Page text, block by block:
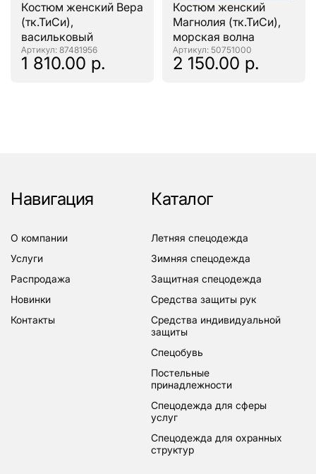
Костюм женский Вера
(тк.ТиСи),
васильковый
: 87481956
1 810.00 р.
Костюм женский
Магнолия (тк.ТиСи),
морская волна
: 50751000
2 150.00 р.
Навигация
о компании
услуги
распродажа
новинки
контакты
Каталог
летняя спецодежда
зимняя спецодежда
защитная спецодежда
средства защиты рук
средства индивидуальной
защиты
спецобувь
постельные
принадлежности
спецодежда для сферы
услуг
спецодежда для охранных
структур